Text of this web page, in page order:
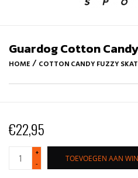
FITNESS & ULTIMATE SHAPE
Schaatsen
Guardog Cotton
HOME / COTTON CANDY FUZZY
€22,95
+
-
TOEVOEGEN AAN